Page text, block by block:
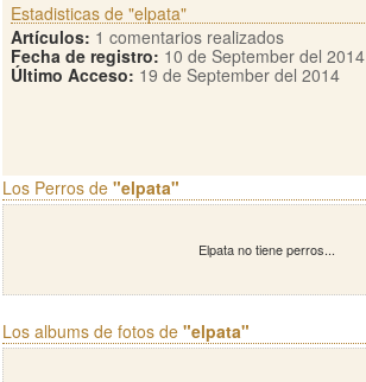
Estadisticas de "elpata"
Artículos: 1 comentarios realizados
Fecha de registro: 10 de September del 2014
Último Acceso: 19 de September del 2014
Los Perros de "elpata"
Elpata no tiene perros...
Los albums de fotos de "elpata"